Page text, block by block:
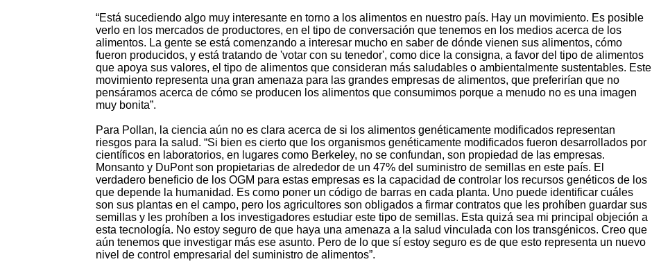
“Está sucediendo algo muy interesante en torno a los alimentos en nuestro país. Hay un movimiento. Es posible
verlo en los mercados de productores, en el tipo de conversación que tenemos en los medios acerca de los
alimentos. La gente se está comenzando a interesar mucho en saber de dónde vienen sus alimentos, cómo
fueron producidos, y está tratando de 'votar con su tenedor', como dice la consigna, a favor del tipo de alimentos
que apoya sus valores, el tipo de alimentos que consideran más saludables o ambientalmente sustentables. Este
movimiento representa una gran amenaza para las grandes empresas de alimentos, que preferirían que no
pensáramos acerca de cómo se producen los alimentos que consumimos porque a menudo no es una imagen
muy bonita”.
Para Pollan, la ciencia aún no es clara acerca de si los alimentos genéticamente modificados representan
riesgos para la salud. “Si bien es cierto que los organismos genéticamente modificados fueron desarrollados por
científicos en laboratorios, en lugares como Berkeley, no se confundan, son propiedad de las empresas.
Monsanto y DuPont son propietarias de alrededor de un 47% del suministro de semillas en este país. El
verdadero beneficio de los OGM para estas empresas es la capacidad de controlar los recursos genéticos de los
que depende la humanidad. Es como poner un código de barras en cada planta. Uno puede identificar cuáles
son sus plantas en el campo, pero los agricultores son obligados a firmar contratos que les prohíben guardar sus
semillas y les prohíben a los investigadores estudiar este tipo de semillas. Esta quizá sea mi principal objeción a
esta tecnología. No estoy seguro de que haya una amenaza a la salud vinculada con los transgénicos. Creo que
aún tenemos que investigar más ese asunto. Pero de lo que sí estoy seguro es de que esto representa un nuevo
nivel de control empresarial del suministro de alimentos”.